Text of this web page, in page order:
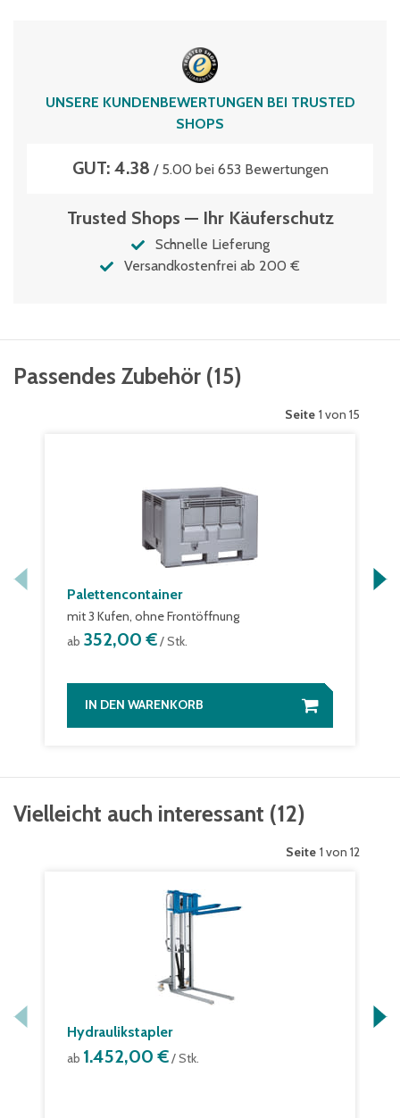
UNSERE KUNDENBEWERTUNGEN BEI TRUSTED
SHOPS
GUT: 4.38 / 5.00 bei 653 Bewertungen
Trusted Shops — Ihr Käuferschutz
Schnelle Lieferung
Versandkostenfrei ab 200 €
Passendes Zubehör (15)
Seite 1 von 15
Palettencontainer
mit 3 Kufen, ohne Frontöffnung
ab 352,00 €/ Stk.
IN DEN WARENKORB
Vielleicht auch interessant (12)
Seite 1 von 12
Hydraulikstapler
ab 1.452,00 €/ Stk.